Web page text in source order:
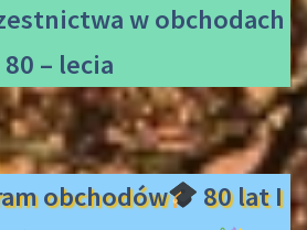
w obchodach
80 – lecia
obchodów
80 lat I